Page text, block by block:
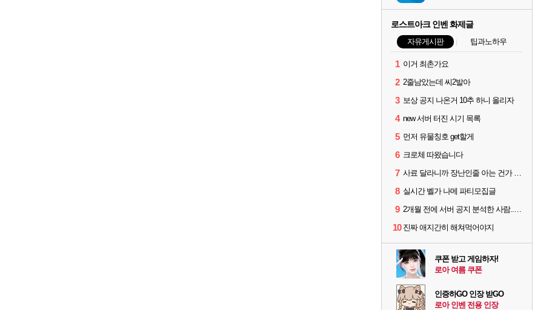
로스트아크 인벤 화제글
자유게시판 팁과노하우
1 이거 최촌가요
2 2줄남았는데 씨2발아
3 보상 공지 나온거 10추 하니 올리자
4 new 서버 터진 시기 목록
5 먼저 유물칭호 get할게
6 크로체 따왔습니다
7 사료 달라니까 장난인줄 아는 건가 ㅋㅋ
8 실시간 벨가 나메 파티모집글
9 2개월 전에 서버 공지 분석한 사람...jpg
10 진짜 애지간히 해쳐먹어야지
쿠폰 받고 게임하자!
로아 여름 쿠폰
인증하GO 인장 받GO
로아 인벤 전용 인장